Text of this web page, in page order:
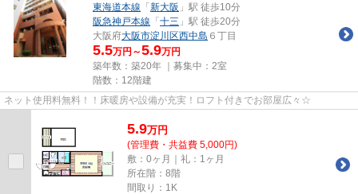
東海道本線 「 新大阪 」駅 徒歩10分
阪急神戸本線 「 十三 」駅 徒歩20分
大阪府大阪市淀川区西中島 ６丁目
5.5万円～5.9万円
築年数：築20年 ｜募集中： 2室
階数：12階建
ネット使用料無料！！床暖房や設備が充実！ロフト付きでお部屋広々☆
5.9万円
(管理費・共益費 5,000円)
敷：0ヶ月｜礼：1ヶ月
所在階：8階
間取り：1K